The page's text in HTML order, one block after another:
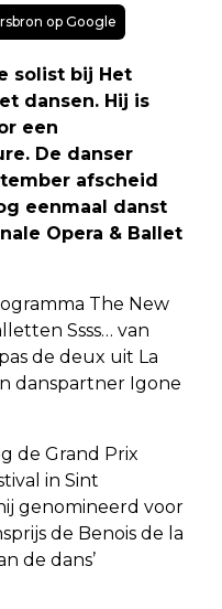
op Google
solist bij Het
dansen. Hij is
een
De danser
afscheid
eenmaal danst
Opera & Ballet
The New
Ssss… van
de deux uit La
danspartner Igone
de Grand Prix
in Sint
genomineerd voor
de Benois de la
de dans’